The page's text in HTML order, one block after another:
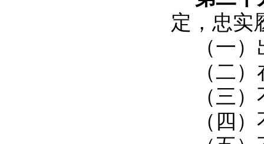
定，忠实
（一
（二
（三
（四